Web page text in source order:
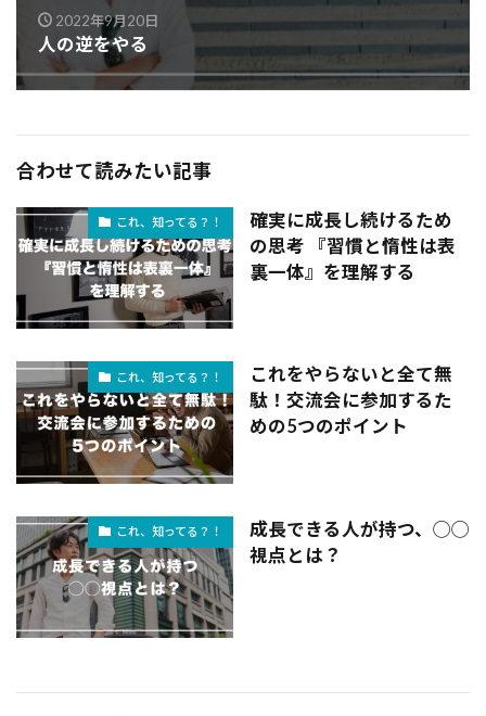
2022年9月20日
人の逆をやる
合わせて読みたい記事
これ、知ってる？！
確実に成長し続けるため
の思考 『習慣と惰性は表
裏一体』を理解する
これ、知ってる？！
これをやらないと全て無
駄！交流会に参加するた
めの5つのポイント
これ、知ってる？！
成長できる人が持つ、◯◯
視点とは？